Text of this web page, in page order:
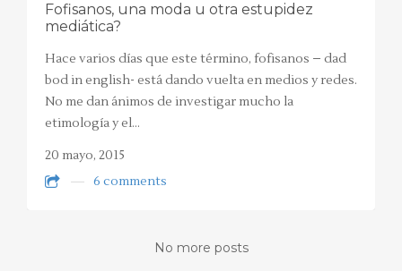
Fofisanos, una moda u otra estupidez
mediática?
Hace varios días que este término, fofisanos – dad
bod in english- está dando vuelta en medios y redes.
No me dan ánimos de investigar mucho la
etimología y el…
20 mayo, 2015
6 comments
No more posts